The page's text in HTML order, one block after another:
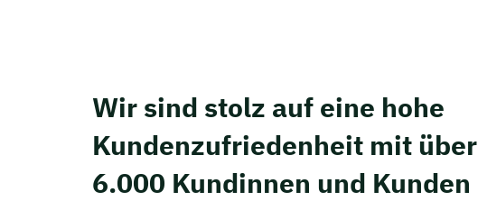
Wir sind stolz auf eine hohe
Kunden­zufriedenheit mit über
6.000 Kundinnen und Kunden